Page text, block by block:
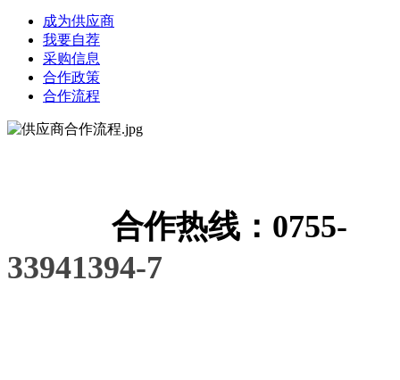
成为供应商
我要自荐
采购信息
合作政策
合作流程
合作热线：0755-
33941394-7